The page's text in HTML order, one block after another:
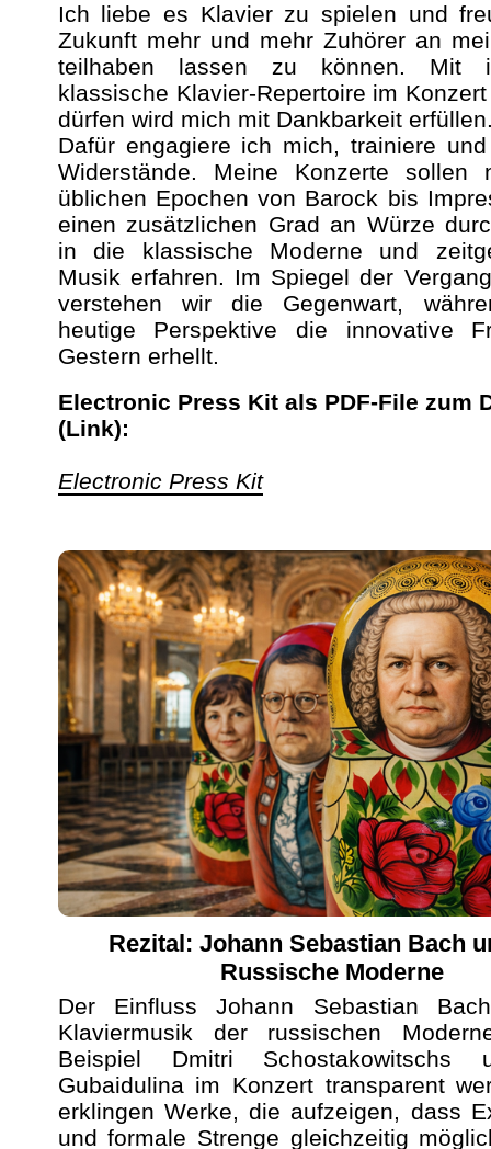
Ich liebe es Klavier zu spielen und
Zukunft mehr und mehr Zuhörer an
teilhaben lassen zu können. Mit
klassische Klavier-Repertoire im
dürfen wird mich mit Dankbarkeit
Dafür engagiere ich mich, trainiere
Widerstände. Meine Konzerte sollen
üblichen Epochen von Barock bis
einen zusätzlichen Grad an Würze
in die klassische Moderne und
Musik erfahren. Im Spiegel der
verstehen wir die Gegenwart,
heutige Perspektive die innovative
Gestern erhellt.
Electronic Press Kit als PDF-File zum
(Link):
Electronic Press Kit
Rezital: Johann Sebastian Bach
Russische Moderne
Der Einfluss Johann Sebastian
Klaviermusik der russischen
Beispiel Dmitri Schostakowitschs
Gubaidulina im Konzert transparent
erklingen Werke, die aufzeigen, dass
und formale Strenge gleichzeitig